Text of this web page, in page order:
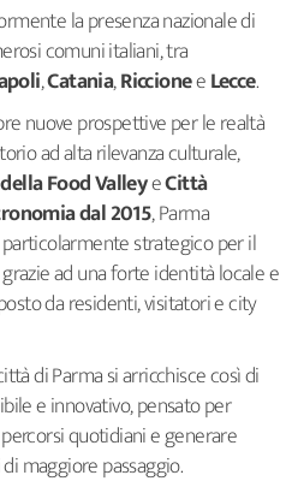
la presenza nazionale di
comuni italiani, tra
,Catania,RiccioneeLecce.
nuove prospettive per le realtà
ad alta rilevanza culturale,
Food ValleyeCittà
dal 2015, Parma
strategico per il
ad una forte identità locale e
da residenti, visitatori e city
di Parma si arricchisce così di
e innovativo, pensato per
quotidiani e generare
maggiore passaggio.